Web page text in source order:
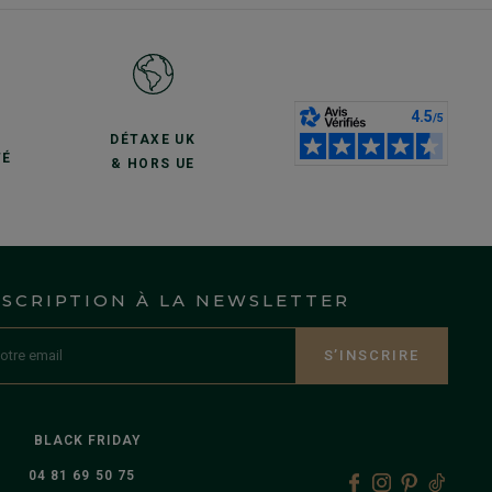
DÉTAXE UK
& HORS UE
À LA NEWSLETTER
S’INSCRIRE
BLACK FRIDAY
04 81 69 50 75